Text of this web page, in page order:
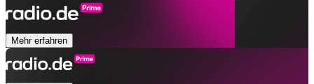
Mehr erfahren